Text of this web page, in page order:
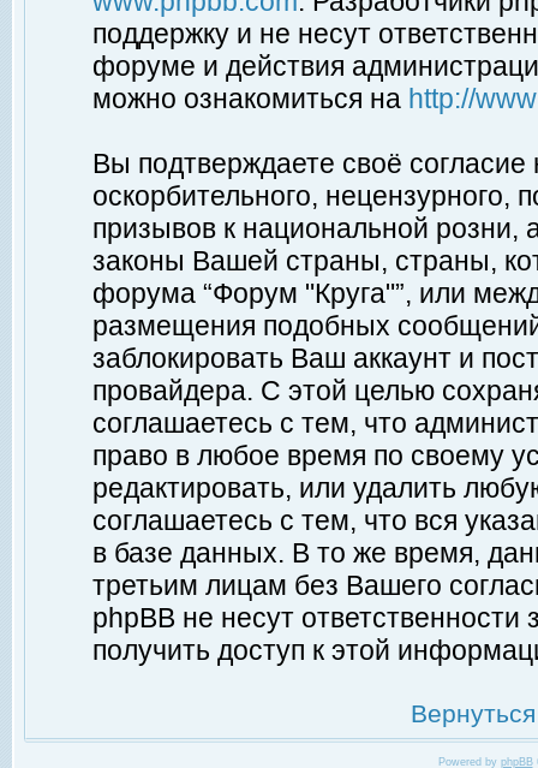
поддержку и не несут
форуме и действия
можно ознакомиться на http://
Вы подтверждаете своё
оскорбительного, нецензурного,
призывов к национальной
законы Вашей страны, страны,
форума “Форум "Круга"”, или
размещения подобных
заблокировать Ваш аккаунт и
провайдера. С этой целью
соглашаетесь с тем, что
право в любое время по своему
редактировать, или удалить
соглашаетесь с тем, что вся
в базе данных. В то же время,
третьим лицам без Вашего
phpBB не несут ответственности
получить доступ к этой
Powered by phpBB